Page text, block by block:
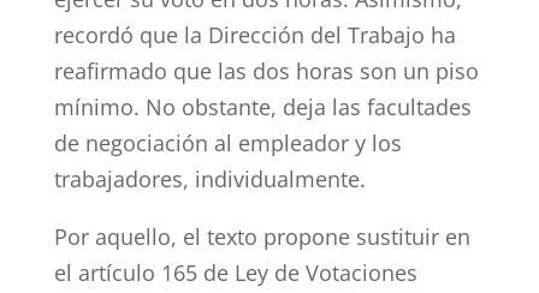
recordó que la Dirección del Trabajo ha
reafirmado que las dos horas son un piso
mínimo. No obstante, deja las facultades
de negociación al empleador y los
trabajadores, individualmente.
Por aquello, el texto propone sustituir en
el artículo 165 de Ley de Votaciones